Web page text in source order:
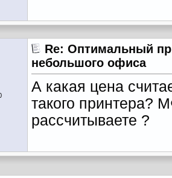
Re: Оптимальный
небольшого офиса
А какая цена
такого принтера?
рассчитываете ?